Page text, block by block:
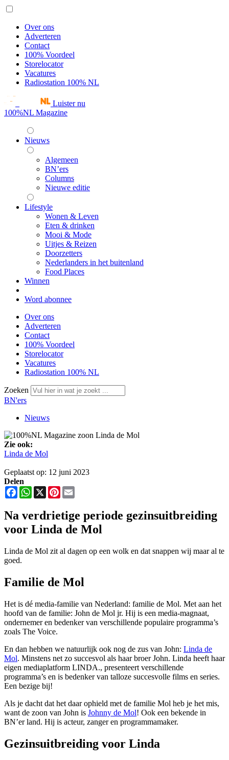
Over ons
Adverteren
Contact
100% Voordeel
Storelocator
Vacatures
Radiostation 100% NL
Luister nu
100%NL Magazine
Nieuws
Algemeen
BN’ers
Columns
Nieuwe editie
Lifestyle
Wonen & Leven
Eten & drinken
Mooi & Mode
Uitjes & Reizen
Doorzetters
Nederlanders in het buitenland
Food Places
Winnen
Word abonnee
Over ons
Adverteren
Contact
100% Voordeel
Storelocator
Vacatures
Radiostation 100% NL
Zoeken
BN'ers
Nieuws
Zie ook:
Linda de Mol
Geplaatst op: 12 juni 2023
Delen
FacebookWhatsApp
X Pinterest
Na verdrietige periode gezinsuitbreiding
voor Linda de Mol
Linda de Mol zit al dagen op een wolk en dat snappen wij maar al te
goed.
Familie de Mol
Het is dé media-familie van Nederland: familie de Mol. Met aan het
hoofd van de familie: John de Mol jr. Hij is een media-magnaat,
ondernemer en bedenker van verschillende populaire programma’s
zoals The Voice.
En dan hebben we natuurlijk ook nog de zus van John: Linda de
Mol. Minstens net zo succesvol als haar broer John. Linda heeft haar
eigen mediaplatform LINDA., presenteert verschillende
programma’s en is bedenker van talloze succesvolle films en series.
Een bezige bij!
Als je dacht dat het daar ophield met de familie Mol heb je het mis,
want de zoon van John is Johnny de Mol! Ook een bekende in
BN’er land. Hij is acteur, zanger en programmamaker.
Gezinsuitbreiding voor Linda